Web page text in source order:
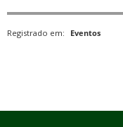
Registrado em: Eventos